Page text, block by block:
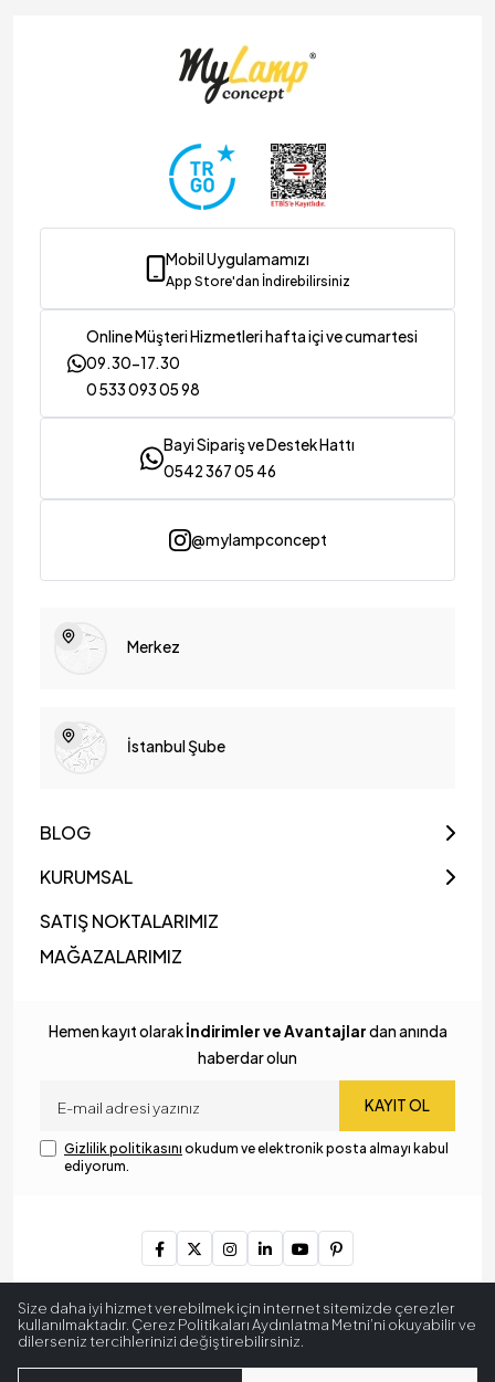
Mobil Uygulamamızı
App Store'dan İndirebilirsiniz
Online Müşteri Hizmetleri hafta içi ve cumartesi
09.30-17.30
0 533 093 05 98
Bayi Sipariş ve Destek Hattı
0542 367 05 46
@mylampconcept
Merkez
İstanbul Şube
BLOG
KURUMSAL
SATIŞ NOKTALARIMIZ
MAĞAZALARIMIZ
Hemen kayıt olarakİndirimler ve Avantajlardan anında
haberdar olun
KAYIT OL
Gizlilik politikasını okudum ve elektronik posta almayı kabul
ediyorum.
hakları saklıdır.
256 BitSSL
Encryption
Size daha iyi hizmet verebilmek için internet sitemizde çerezler
kullanılmaktadır. Çerez Politikaları Aydınlatma Metni’ni okuyabilir ve
dilerseniz tercihlerinizi değiştirebilirsiniz.